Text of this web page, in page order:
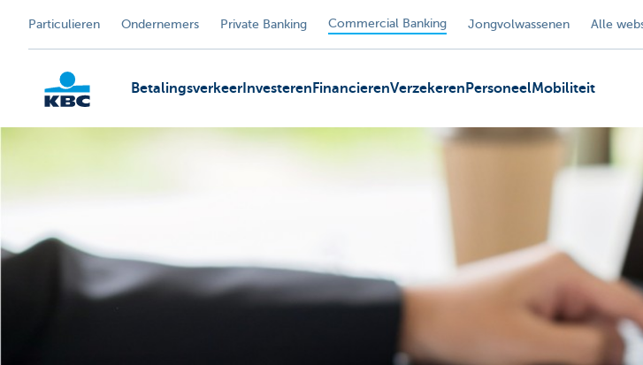
Particulieren Ondernemers Private Banking Commercial Banking Jongvolwassenen Alle
Betalingsverkeer Investeren FinancierenVerzekeren PersoneelMobiliteit